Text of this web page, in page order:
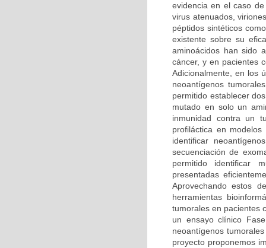
evidencia en el caso
virus atenuados,
péptidos sintéticos
existente sobre su
aminoácidos han sido
cáncer, y en pacientes
Adicionalmente, en los
neoantígenos
permitido establecer
mutado en solo un
inmunidad contra un
profiláctica en
identificar
secuenciación de
permitido identificar
presentadas
Aprovechando estos
herramientas
tumorales en pacientes
un ensayo clínico
neoantígenos
proyecto proponemos